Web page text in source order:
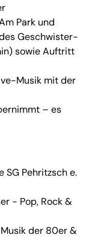
Park und
Geschwister-
sowie Auftritt
Musik mit der
– es
SG Pehritzsch e.
- Pop, Rock &
der 80er &